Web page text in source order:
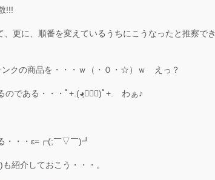
!!!
、更に、順番を変えているうちにこうなったと推察でき
ンクの商品を・・・ｗ（・０・☆）ｗ えっ？
のである・・・ﾟ+.(◕ฺ∀◕ฺ)ﾟ+. わぁ♪
・・・ε=┏(;￣▽￣)┛
紹介しておこう・・・。